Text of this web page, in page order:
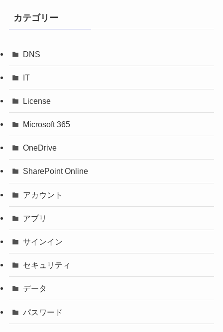
カテゴリー
DNS
IT
License
Microsoft 365
OneDrive
SharePoint Online
アカウント
アプリ
サインイン
セキュリティ
データ
パスワード